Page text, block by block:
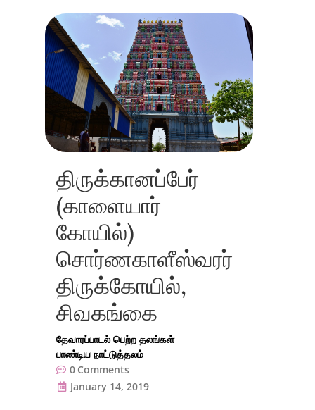
திருக்கானப்பேர்
(காளையார்
கோயில்)
சொர்ணகாளீஸ்வரர்
திருக்கோயில்,
சிவகங்கை
தேவாரப்பாடல் பெற்ற தலங்கள்
பாண்டிய நாட்டுத்தலம்
0 Comments
January 14, 2019